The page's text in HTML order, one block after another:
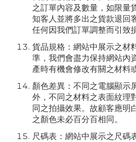
之訂單內容及數量，如限量
知客人並將多出之貨款退回
任何因我們訂單調整而引致
貨品規格：網站中展示之材
準，我們會盡力保持網站內
產時有機會修改有關之材料
顏色差異：不同之電腦顯示
外，不同之材料之表面紋理
同之拍攝效果。故顧客應明
之顏色未必百分百相同。
尺碼表：網站中展示之尺碼